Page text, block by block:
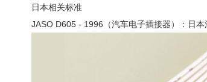
日本相关标准
JASO D605 - 1996（汽车电子插接器）：日